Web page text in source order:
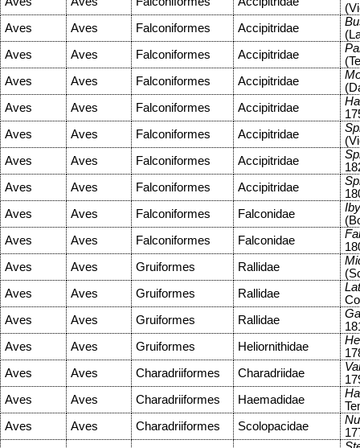
Aves
Aves Falconiformes Accipitridae
Aves
Aves Falconiformes Accipitridae
Aves
Aves Falconiformes Accipitridae
Aves
Aves Falconiformes Accipitridae
Aves
Aves Falconiformes Accipitridae
Aves
Aves Falconiformes Accipitridae
Aves
Aves Falconiformes Accipitridae
Aves
Aves Falconiformes Falconidae
Aves
Aves Falconiformes Falconidae
Aves
Aves Gruiformes Rallidae
Aves
Aves Gruiformes Rallidae
Aves
Aves Gruiformes Rallidae
Aves
Aves Gruiformes Heliornithidae
Aves
Aves Charadriiformes Charadriidae
Aves
Aves Charadriiformes Haemadidae
Aves
Aves Charadriiformes Scolopacidae